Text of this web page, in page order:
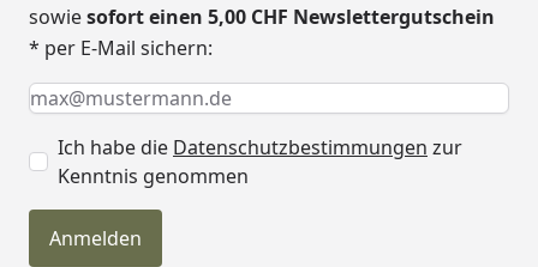
sowiesofort einen 5,00 CHF Newslettergutschein
* per E-Mail sichern:
Keine Eingabe erforderlich
Eingabe erforderlich
E-Mail *
Ich habe die Datenschutzbestimmungen zur
Kenntnis genommen
Anmelden